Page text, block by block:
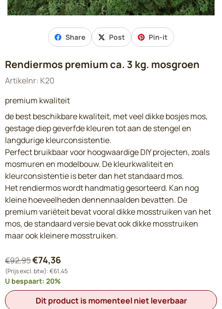
Share Post Pin-it
Rendiermos premium ca. 3 kg. mosgroen
Artikelnr: K20
premium kwaliteit
de best beschikbare kwaliteit, met veel dikke bosjes mos,
gestage diep geverfde kleuren tot aan de stengel en
langdurige kleurconsistentie.
Perfect bruikbaar voor hoogwaardige DIY projecten, zoals
mosmuren en modelbouw. De kleurkwaliteit en
kleurconsistentie is beter dan het standaard mos.
Het rendiermos wordt handmatig gesorteerd. Kan nog
kleine hoeveelheden dennennaalden bevatten. De
premium variëteit bevat vooral dikke mosstruiken van het
mos, de standaard versie bevat ook dikke mosstruiken
maar ook kleinere mosstruiken.
€92,95€74,36
(Prijs excl. btw):€61,45
U bespaart: 20%
Dit product is momenteel niet leverbaar